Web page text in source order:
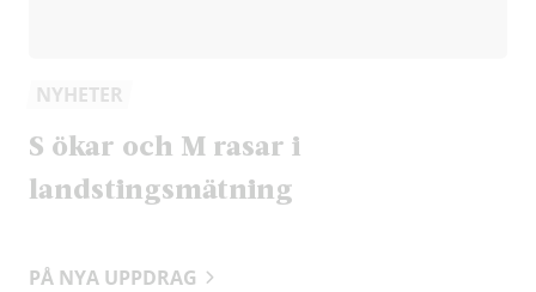
NYHETER
S ökar och M rasar i
landstingsmätning
PÅ NYA UPPDRAG